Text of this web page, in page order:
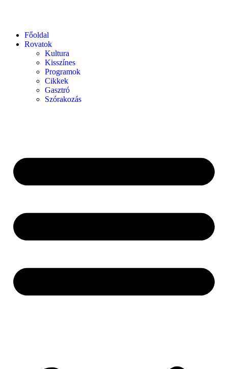
Főoldal
Rovatok
Kultura
Kisszínes
Programok
Cikkek
Gasztró
Szórakozás